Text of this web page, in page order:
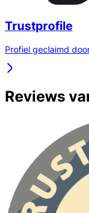
Trustprofile
Profiel geclaimd
Reviews